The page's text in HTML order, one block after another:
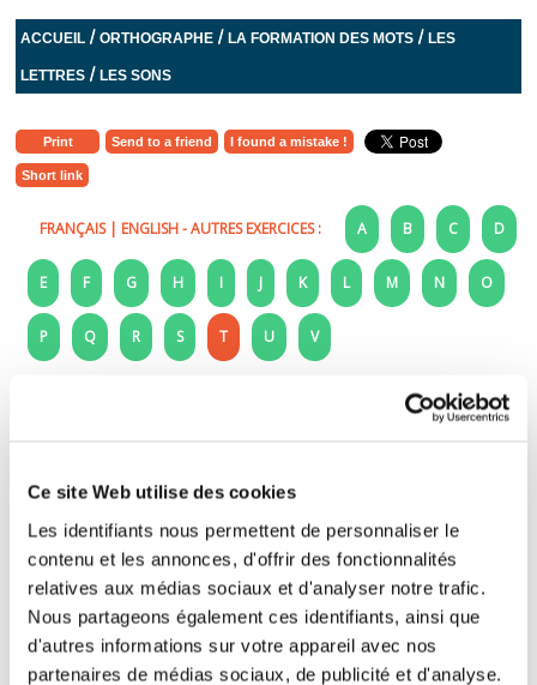
Ce site Web utilise des cookies
Les identifiants nous permettent de personnaliser le
contenu et les annonces, d'offrir des fonctionnalités
relatives aux médias sociaux et d'analyser notre trafic.
Nous partageons également ces identifiants, ainsi que
d'autres informations sur votre appareil avec nos
partenaires de médias sociaux, de publicité et d'analyse.
ACCUEIL /ORTHOGRAPHE /LA FORMATION DES MOTS /LES
LETTRES /LES SONS
Print Send to a friend I found a mistake !
Short link
FRANÇAIS| ENGLISH- AUTRES EXERCICES : A B C D
E F G H I J K L M N O
P Q R S T U V
t - Learning to read: sound t
5 images of objects, people or animals in which
you hear the lettert.
Read the nouns of the objects or animals, each time you
hear the soundt, slide the drawing under the letters :T - t